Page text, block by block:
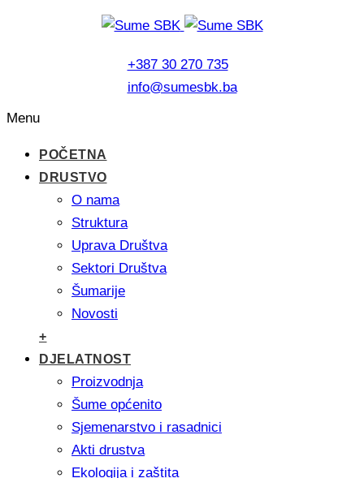
+387 30 270 735
info@sumesbk.ba
Menu
POČETNA
DRUSTVO
O nama
Struktura
Uprava Društva
Sektori Društva
Šumarije
Novosti
+
DJELATNOST
Proizvodnja
Šume općenito
Sjemenarstvo i rasadnici
Akti drustva
Ekologija i zaštita